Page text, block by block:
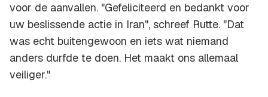
voor de aanvallen. "Gefeliciteerd en bedankt voor
uw beslissende actie in Iran", schreef Rutte. "Dat
was echt buitengewoon en iets wat niemand
anders durfde te doen. Het maakt ons allemaal
veiliger."